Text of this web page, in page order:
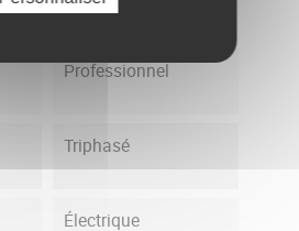
7.3 kW
Professionnel
Triphasé
Électrique